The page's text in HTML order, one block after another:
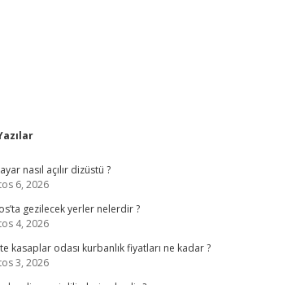
nasıl açılır dizüstü ?
6, 2026
gezilecek yerler nelerdir ?
4, 2026
kasaplar odası kurbanlık fiyatları ne kadar ?
3, 2026